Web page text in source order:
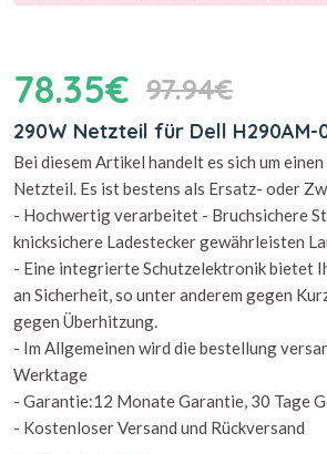
78.35€ 97.94€
290W Netzteil für Dell H290AM-
Bei diesem Artikel handelt es sich um
Netzteil. Es ist bestens als Ersatz- oder
- Hochwertig verarbeitet - Bruchsichere
knicksichere Ladestecker gewährleisten
- Eine integrierte Schutzelektronik bietet
an Sicherheit, so unter anderem gegen
gegen Überhitzung.
- Im Allgemeinen wird die bestellung
Werktage
- Garantie:12 Monate Garantie, 30 Tage
- Kostenloser Versand und Rückversand